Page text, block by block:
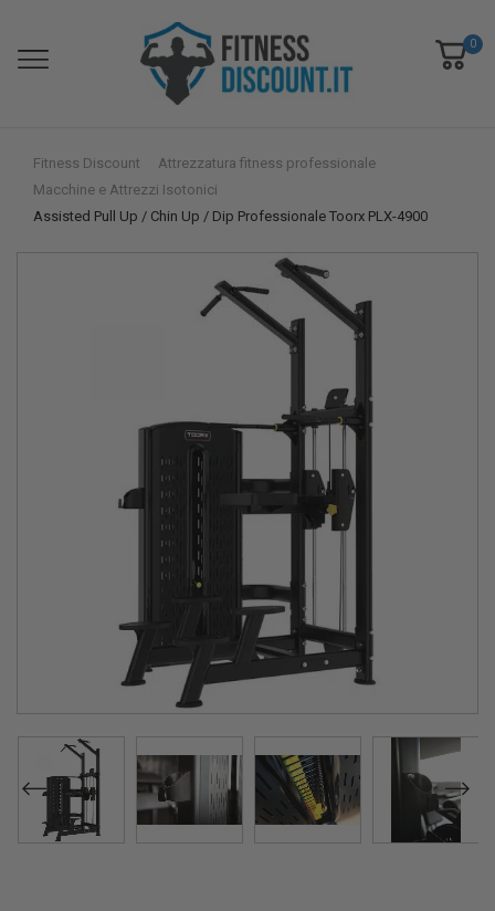
0
Fitness Discount
Attrezzatura fitness professionale
Macchine e Attrezzi Isotonici
Assisted Pull Up / Chin Up / Dip Professionale Toorx PLX-4900